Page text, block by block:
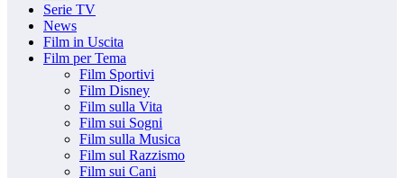
Serie TV
News
Film in Uscita
Film per Tema
Film Sportivi
Film Disney
Film sulla Vita
Film sui Sogni
Film sulla Musica
Film sul Razzismo
Film sui Cani